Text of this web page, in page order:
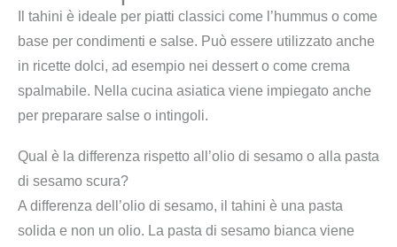
Il tahini è ideale per piatti classici come l’hummus o come
base per condimenti e salse. Può essere utilizzato anche
in ricette dolci, ad esempio nei dessert o come crema
spalmabile. Nella cucina asiatica viene impiegato anche
per preparare salse o intingoli.
Qual è la differenza rispetto all’olio di sesamo o alla pasta
di sesamo scura?
A differenza dell’olio di sesamo, il tahini è una pasta
solida e non un olio. La pasta di sesamo bianca viene